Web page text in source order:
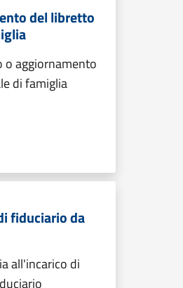
del libretto
o aggiornamento
di famiglia
fiduciario da
all'incarico di